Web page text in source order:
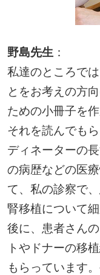
野島先生 ：
私達のところで
とをお考えの方
ための小冊子を
それを読んでも
ディネーターの
の病歴などの医
て、私の診察で
腎移植について
後に、患者さん
トやドナーの移
もらっています